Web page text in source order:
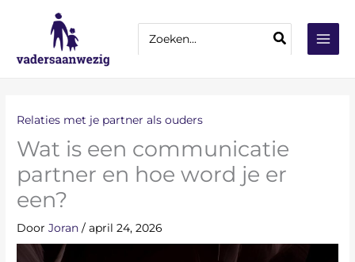
inhoud
naar:
Relaties met je partner als ouders
Wat is een communicatie
partner en hoe word je er
een?
DoorJoran/april 24, 2026
n